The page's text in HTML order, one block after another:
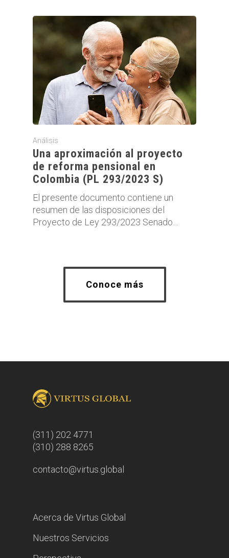
Análisis
Una aproximación al proyecto
de reforma pensional en
Colombia (PL 293/2023 S)
El presente documento contiene un
resumen de las disposiciones del
Proyecto de Ley 293/2023 Senado…
Conoce más
(311) 202 4771
(310) 288 8265
contacto@virtus.global
Acerca de Virtus Global
Nuestros Servicios